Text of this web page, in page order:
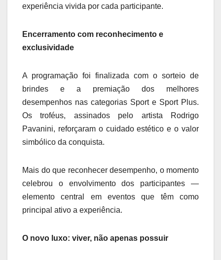
experiência vivida por cada participante.
Encerramento com reconhecimento e
exclusividade
A programação foi finalizada com o sorteio de
brindes e a premiação dos melhores
desempenhos nas categorias Sport e Sport Plus.
Os troféus, assinados pelo artista Rodrigo
Pavanini, reforçaram o cuidado estético e o valor
simbólico da conquista.
Mais do que reconhecer desempenho, o momento
celebrou o envolvimento dos participantes —
elemento central em eventos que têm como
principal ativo a experiência.
O novo luxo: viver, não apenas possuir